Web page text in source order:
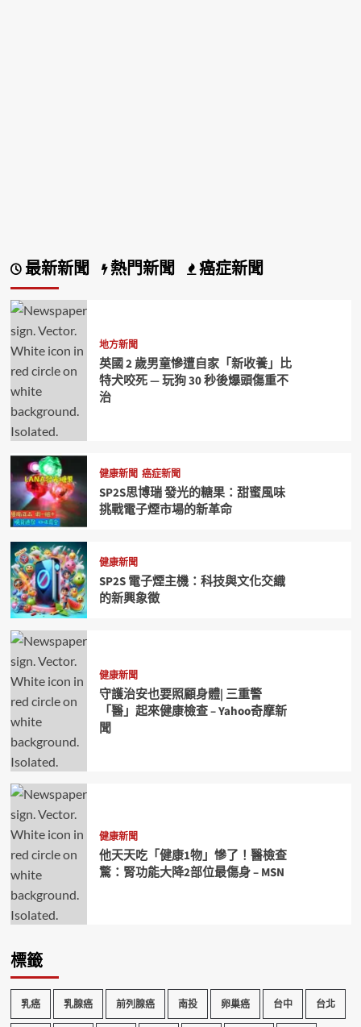
最新新聞 熱門新聞 癌症新聞
地方新聞
英國 2 歲男童慘遭自家「新收養」比
特犬咬死 — 玩狗 30 秒後爆頭傷重不
治
健康新聞 癌症新聞
SP2S思博瑞 發光的糖果：甜蜜風味
挑戰電子煙市場的新革命
健康新聞
SP2S 電子煙主機：科技與文化交織
的新興象徵
健康新聞
守護治安也要照顧身體| 三重警
「醫」起來健康檢查 – Yahoo奇摩新
聞
健康新聞
他天天吃「健康1物」慘了！醫檢查
驚：腎功能大降2部位最傷身 – MSN
標籤
乳癌 乳腺癌 前列腺癌 南投 卵巢癌 台中 台北